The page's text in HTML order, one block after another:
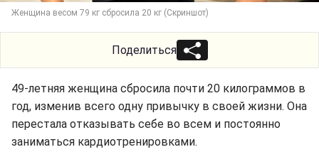
Женщина весом 79 кг сбросила 20 кг (Скриншот)
Поделиться
49-летняя женщина сбросила почти 20 килограммов в
год, изменив всего одну привычку в своей жизни. Она
перестала отказывать себе во всем и постоянно
заниматься кардиотренировками.